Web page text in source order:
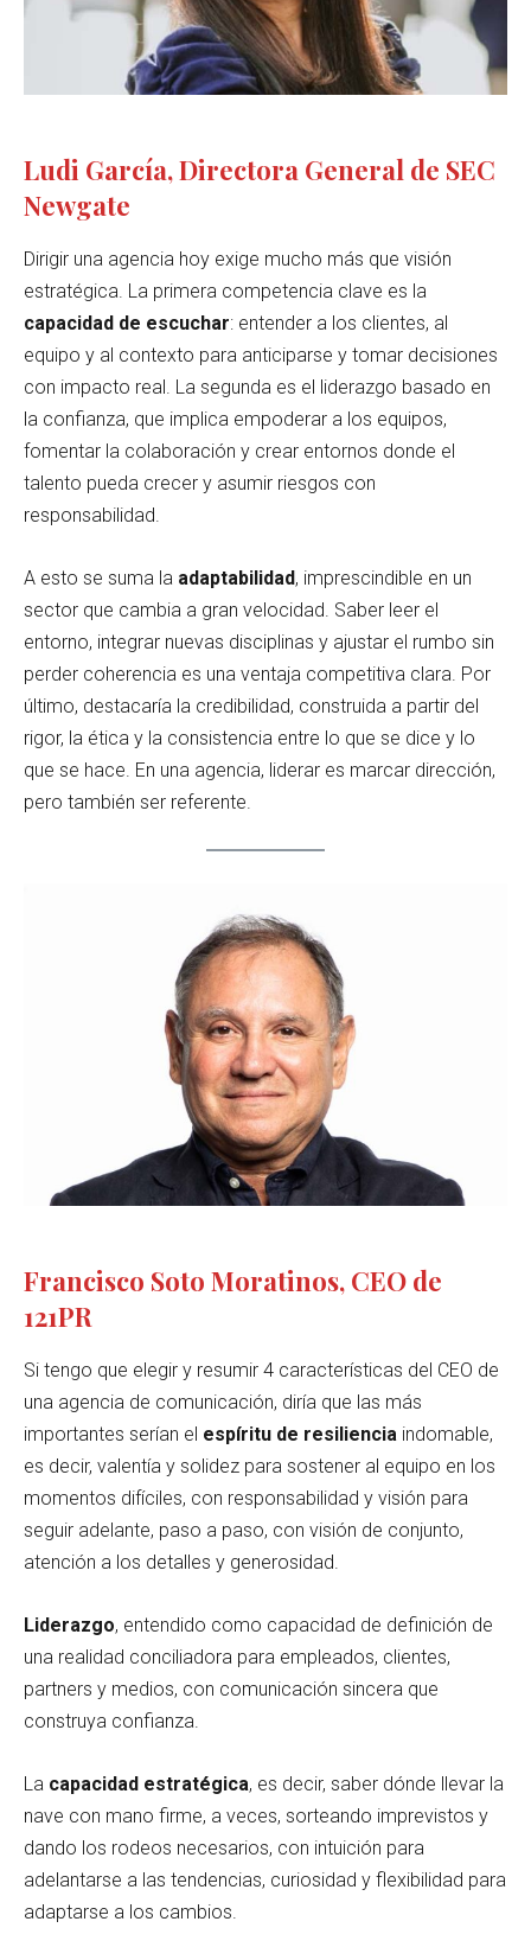
Ludi García, Directora General de SEC
Newgate
Dirigir una agencia hoy exige mucho más que visión
estratégica. La primera competencia clave es la
capacidad de escuchar: entender a los clientes, al
equipo y al contexto para anticiparse y tomar decisiones
con impacto real. La segunda es el liderazgo basado en
la confianza, que implica empoderar a los equipos,
fomentar la colaboración y crear entornos donde el
talento pueda crecer y asumir riesgos con
responsabilidad.
A esto se suma la adaptabilidad, imprescindible en un
sector que cambia a gran velocidad. Saber leer el
entorno, integrar nuevas disciplinas y ajustar el rumbo sin
perder coherencia es una ventaja competitiva clara. Por
último, destacaría la credibilidad, construida a partir del
rigor, la ética y la consistencia entre lo que se dice y lo
que se hace. En una agencia, liderar es marcar dirección,
pero también ser referente.
Francisco Soto Moratinos, CEO de
121PR
Si tengo que elegir y resumir 4 características del CEO de
una agencia de comunicación, diría que las más
importantes serían el espíritu de resiliencia indomable,
es decir, valentía y solidez para sostener al equipo en los
momentos difíciles, con responsabilidad y visión para
seguir adelante, paso a paso, con visión de conjunto,
atención a los detalles y generosidad.
Liderazgo, entendido como capacidad de definición de
una realidad conciliadora para empleados, clientes,
partners y medios, con comunicación sincera que
construya confianza.
La capacidad estratégica, es decir, saber dónde llevar la
nave con mano firme, a veces, sorteando imprevistos y
dando los rodeos necesarios, con intuición para
adelantarse a las tendencias, curiosidad y flexibilidad para
adaptarse a los cambios.